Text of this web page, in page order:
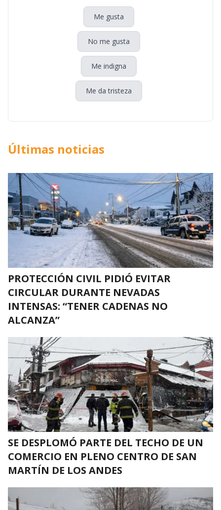
Me gusta
No me gusta
Me indigna
Me da tristeza
Últimas noticias
PROTECCIÓN CIVIL PIDIÓ EVITAR
CIRCULAR DURANTE NEVADAS
INTENSAS: “TENER CADENAS NO
ALCANZA”
SE DESPLOMÓ PARTE DEL TECHO DE UN
COMERCIO EN PLENO CENTRO DE SAN
MARTÍN DE LOS ANDES